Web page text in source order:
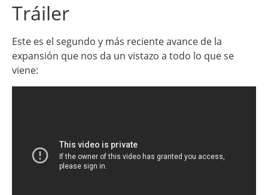
Tráiler
Este es el segundo y más reciente avance de la
expansión que nos da un vistazo a todo lo que se
viene: